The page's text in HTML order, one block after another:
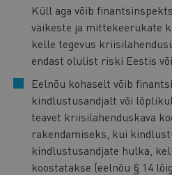
Küll aga võib
väikeste ja mittekeerukate
kelle tegevus
endast olulist riski Eestis
Eelnõu kohaselt võib
kindlustusandjalt või
teavet kriisilahenduskava
rakendamiseks, kui
kindlustusandjate hulka,
koostatakse (eelnõu § 14